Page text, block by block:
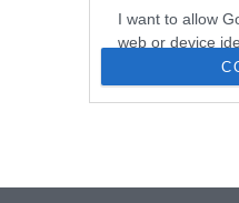
I want to allow
web or device
I want to allow
I want to allow